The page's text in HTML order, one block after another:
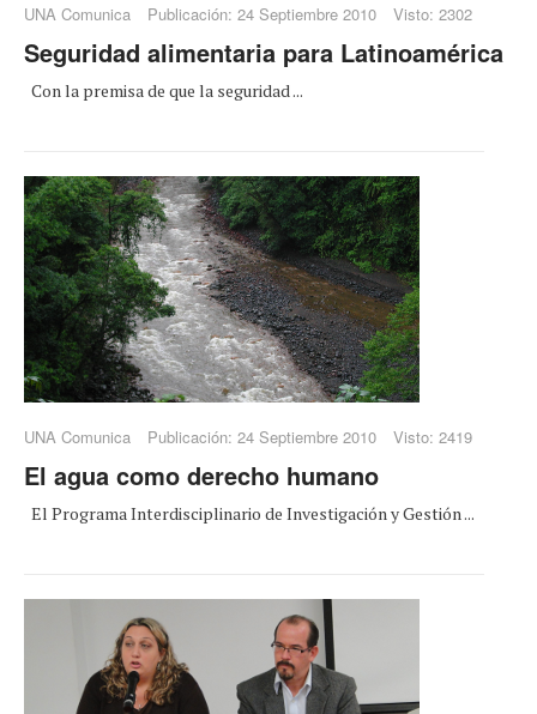
UNA Comunica Publicación: 24 Septiembre 2010 Visto: 2302
Seguridad alimentaria para Latinoamérica
Con la premisa de que la seguridad ...
UNA Comunica Publicación: 24 Septiembre 2010 Visto: 2419
El agua como derecho humano
El Programa Interdisciplinario de Investigación y Gestión ...